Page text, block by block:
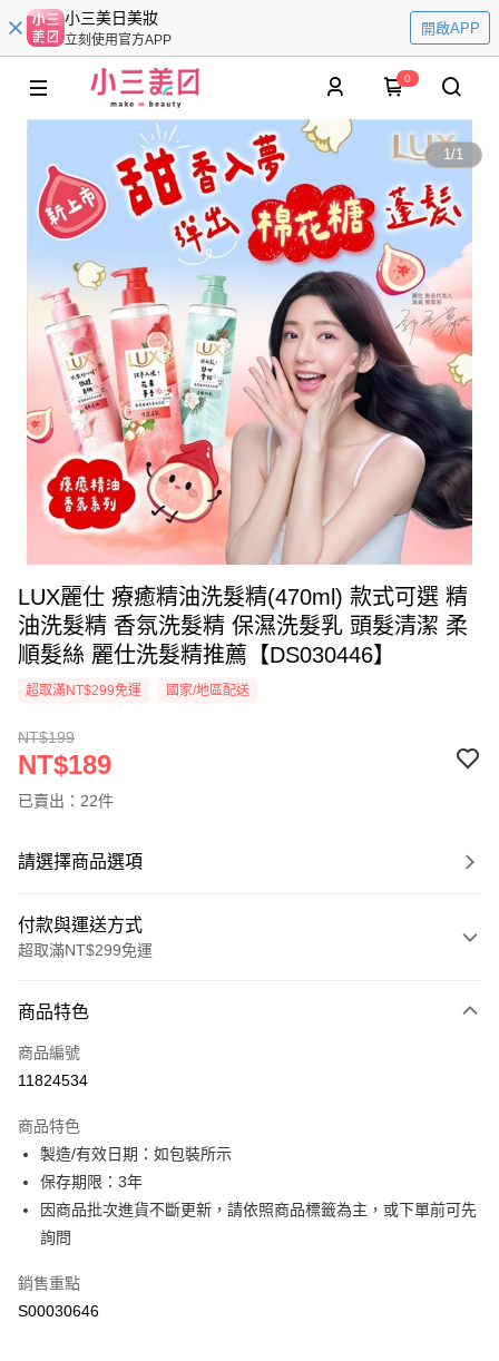
小三美日美妝
立刻使用官方APP
開啟APP
0
1/1
LUX麗仕 療癒精油洗髮精(470ml) 款式可選 精
油洗髮精 香氛洗髮精 保濕洗髮乳 頭髮清潔 柔
順髮絲 麗仕洗髮精推薦【DS030446】
超取滿NT$299免運 國家/地區配送
NT$199
NT$189
已賣出：22件
請選擇商品選項
付款與運送方式
超取滿NT$299免運
信用卡一次付款
超商取貨付款
Apple Pay
街口支付
全盈+PAY
ATM付款
商品特色
商品編號
11824534
商品特色
製造/有效日期：如包裝所示
保存期限：3年
因商品批次進貨不斷更新，請依照商品標籤為主，或下單前可先
詢問
銷售重點
S00030646